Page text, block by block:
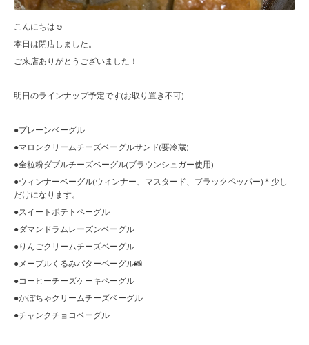
こんにちは☺︎
本日は閉店しました。
ご来店ありがとうございました！
明日のラインナップ予定です(お取り置き不可)
●プレーンベーグル
●マロンクリームチーズベーグルサンド(要冷蔵)
●全粒粉ダブルチーズベーグル(ブラウンシュガー使用)
●ウィンナーベーグル(ウィンナー、マスタード、ブラックペッパー)＊少し
だけになります。
●スイートポテトベーグル
●ダマンドラムレーズンベーグル
●りんごクリームチーズベーグル
●メープルくるみバターベーグル📸
●コーヒーチーズケーキベーグル
●かぼちゃクリームチーズベーグル
●チャンクチョコベーグル